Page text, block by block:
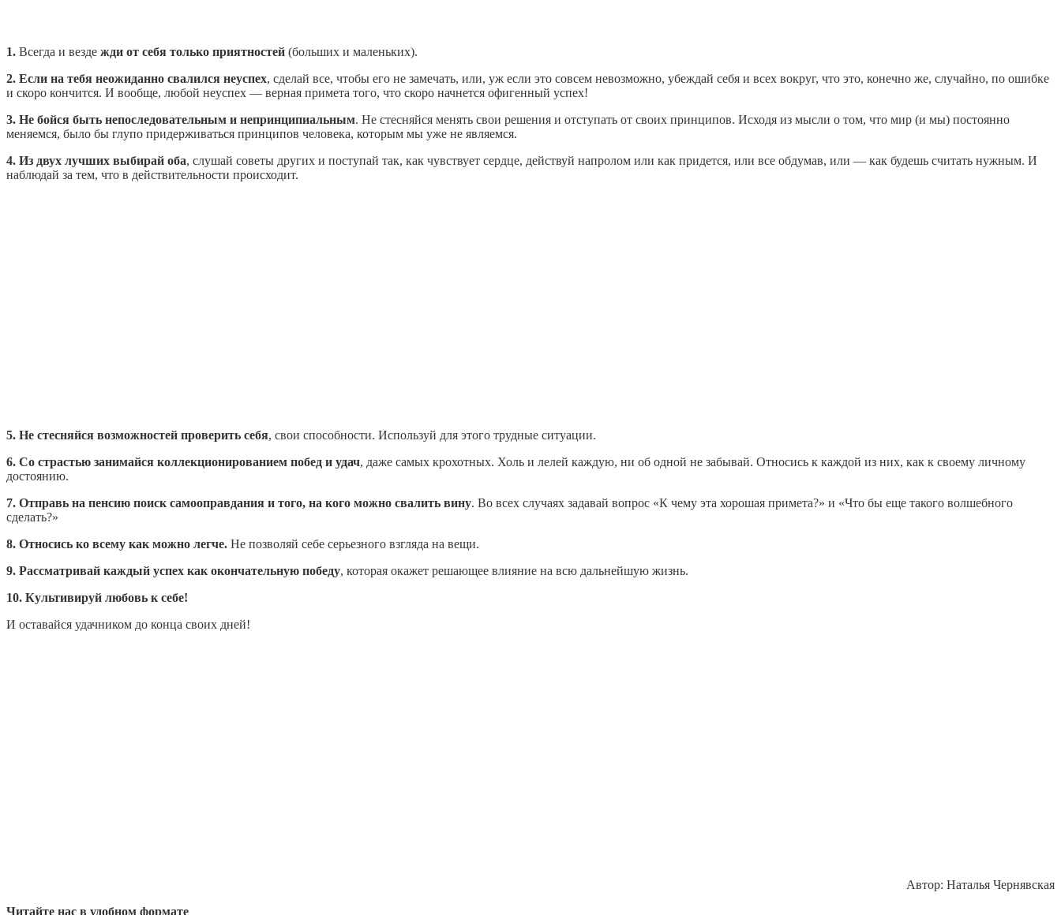
1. Всегда и везде жди от себя только приятностей (больших и маленьких).
2. Если на тебя неожиданно свалился неуспех, сделай все, чтобы его не замечать, или, уж если это совсем невозможно, убеждай себя и всех вокруг, что это, конечно же, случайно, по ошибке
и скоро кончится. И вообще, любой неуспех — верная примета того, что скоро начнется офигенный успех!
3. Не бойся быть непоследовательным и непринципиальным. Не стесняйся менять свои решения и отступать от своих принципов. Исходя из мысли о том, что мир (и мы) постоянно
меняемся, было бы глупо придерживаться принципов человека, которым мы уже не являемся.
4. Из двух лучших выбирай оба, слушай советы других и поступай так, как чувствует сердце, действуй напролом или как придется, или все обдумав, или — как будешь считать нужным. И
наблюдай за тем, что в действительности происходит.
5. Не стесняйся возможностей проверить себя, свои способности. Используй для этого трудные ситуации.
6. Со страстью занимайся коллекционированием побед и удач, даже самых крохотных. Холь и лелей каждую, ни об одной не забывай. Относись к каждой из них, как к своему личному
достоянию.
7. Отправь на пенсию поиск самооправдания и того, на кого можно свалить вину. Во всех случаях задавай вопрос «К чему эта хорошая примета?» и «Что бы еще такого волшебного
сделать?»
8. Относись ко всему как можно легче. Не позволяй себе серьезного взгляда на вещи.
9. Рассматривай каждый успех как окончательную победу, которая окажет решающее влияние на всю дальнейшую жизнь.
10. Культивируй любовь к себе!
И оставайся удачником до конца своих дней!
Автор: Наталья Чернявская
Читайте нас в удобном формате